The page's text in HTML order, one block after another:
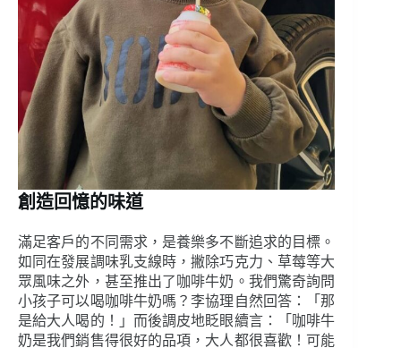
創造回憶的味道
滿足客戶的不同需求，是養樂多不斷追求的目標。
如同在發展調味乳支線時，撇除巧克力、草莓等大
眾風味之外，甚至推出了咖啡牛奶。我們驚奇詢問
小孩子可以喝咖啡牛奶嗎？李協理自然回答：「那
是給大人喝的！」而後調皮地眨眼續言：「咖啡牛
奶是我們銷售得很好的品項，大人都很喜歡！可能